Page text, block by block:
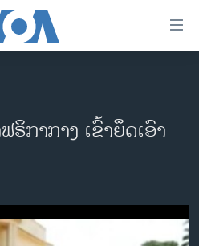
ຫະລັດ 2024
ກາກາງ ເຂົ້າຍຶດເອົາ